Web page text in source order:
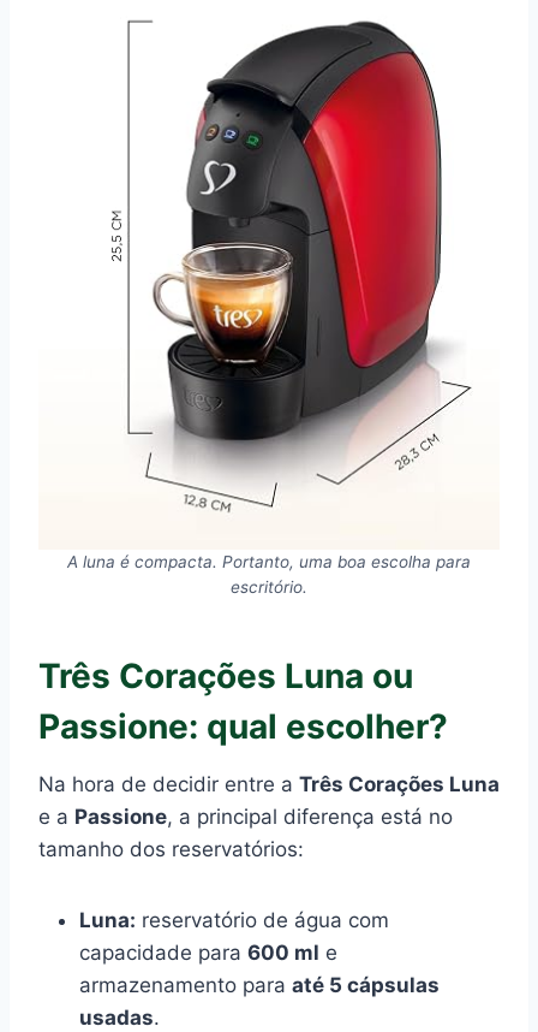
A luna é compacta. Portanto, uma boa escolha para
escritório.
Três Corações Luna ou
Passione: qual escolher?
Na hora de decidir entre a Três Corações Luna
e a Passione, a principal diferença está no
tamanho dos reservatórios:
Luna: reservatório de água com
capacidade para 600 ml e
armazenamento para até 5 cápsulas
usadas.